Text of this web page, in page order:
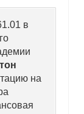
в
на